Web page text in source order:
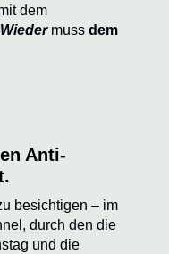
dem
mussdem
Anti-
besichtigen – im
durch den die
und die